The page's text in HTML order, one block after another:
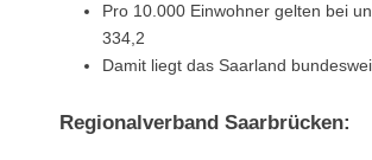
Pro 10.000 Einwohner gelten bei
334,2
Damit liegt das Saarland
Regionalverband Saarbrücken: